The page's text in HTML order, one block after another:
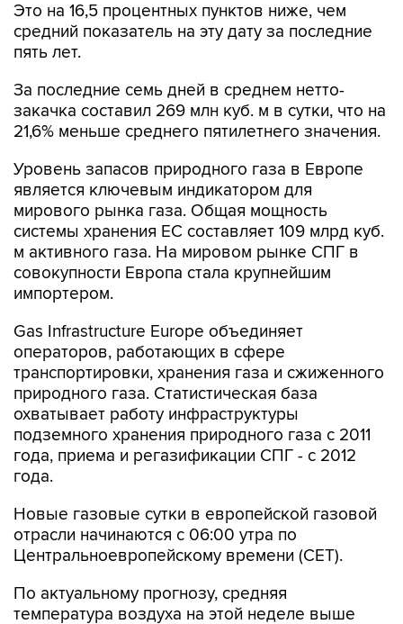
Это на 16,5 процентных пунктов ниже, чем
средний показатель на эту дату за последние
пять лет.
За последние семь дней в среднем нетто-
закачка составил 269 млн куб. м в сутки, что на
21,6% меньше среднего пятилетнего значения.
Уровень запасов природного газа в Европе
является ключевым индикатором для
мирового рынка газа. Общая мощность
системы хранения ЕС составляет 109 млрд куб.
м активного газа. На мировом рынке СПГ в
совокупности Европа стала крупнейшим
импортером.
Gas Infrastructure Europe объединяет
операторов, работающих в сфере
транспортировки, хранения газа и сжиженного
природного газа. Статистическая база
охватывает работу инфраструктуры
подземного хранения природного газа с 2011
года, приема и регазификации СПГ - с 2012
года.
Новые газовые сутки в европейской газовой
отрасли начинаются c 06:00 утра по
Центральноевропейскому времени (CET).
По актуальному прогнозу, средняя
температура воздуха на этой неделе выше